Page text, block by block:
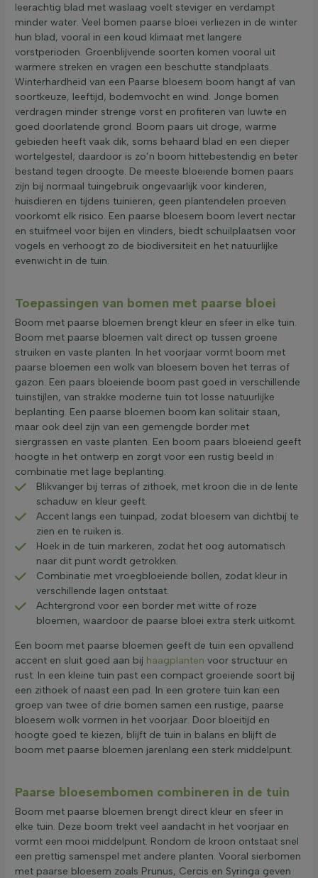
leerachtig blad met waslaag voelt steviger en verdampt
minder water. Veel bomen paarse bloei verliezen in de winter
hun blad, vooral in een koud klimaat met langere
vorstperioden. Groenblijvende soorten komen vooral uit
warmere streken en vragen een beschutte standplaats.
Winterhardheid van een Paarse bloesem boom hangt af van
soortkeuze, leeftijd, bodemvocht en wind. Jonge bomen
verdragen minder strenge vorst en profiteren van luwte en
goed doorlatende grond. Boom paars uit droge, warme
gebieden heeft vaak dik, soms behaard blad en een dieper
wortelgestel; daardoor is zo’n boom hittebestendig en beter
bestand tegen droogte. De meeste bloeiende bomen paars
zijn bij normaal tuingebruik ongevaarlijk voor kinderen,
huisdieren en tijdens tuinieren; geen plantendelen proeven
voorkomt elk risico. Een paarse bloesem boom levert nectar
en stuifmeel voor bijen en vlinders, biedt schuilplaatsen voor
vogels en verhoogt zo de biodiversiteit en het natuurlijke
evenwicht in de tuin.
Toepassingen van bomen met paarse bloei
Boom met paarse bloemen brengt kleur en sfeer in elke tuin.
Boom met paarse bloemen valt direct op tussen groene
struiken en vaste planten. In het voorjaar vormt boom met
paarse bloemen een wolk van bloesem boven het terras of
gazon. Een paars bloeiende boom past goed in verschillende
tuinstijlen, van strakke moderne tuin tot losse natuurlijke
beplanting. Een paarse bloemen boom kan solitair staan,
maar ook deel zijn van een gemengde border met
siergrassen en vaste planten. Een boom paars bloeiend geeft
hoogte in het ontwerp en zorgt voor een rustig beeld in
combinatie met lage beplanting.
Blikvanger bij terras of zithoek, met kroon die in de lente
schaduw en kleur geeft.
Accent langs een tuinpad, zodat bloesem van dichtbij te
zien en te ruiken is.
Hoek in de tuin markeren, zodat het oog automatisch
naar dit punt wordt getrokken.
Combinatie met vroegbloeiende bollen, zodat kleur in
verschillende lagen ontstaat.
Achtergrond voor een border met witte of roze
bloemen, waardoor de paarse bloei extra sterk uitkomt.
Een boom met paarse bloemen geeft de tuin een opvallend
accent en sluit goed aan bij haagplanten voor structuur en
rust. In een kleine tuin past een compact groeiende soort bij
een zithoek of naast een pad. In een grotere tuin kan een
groep van twee of drie bomen samen een rustige, paarse
bloesem wolk vormen in het voorjaar. Door bloeitijd en
hoogte goed te kiezen, blijft de tuin in balans en blijft de
boom met paarse bloemen jarenlang een sterk middelpunt.
Paarse bloesembomen combineren in de tuin
Boom met paarse bloemen brengt direct kleur en sfeer in
elke tuin. Deze boom trekt veel aandacht in het voorjaar en
vormt een mooi middelpunt. Rondom de kroon ontstaat snel
een prettig samenspel met andere planten. Vooral sierbomen
met paarse bloesem zoals Prunus, Cercis en Syringa geven